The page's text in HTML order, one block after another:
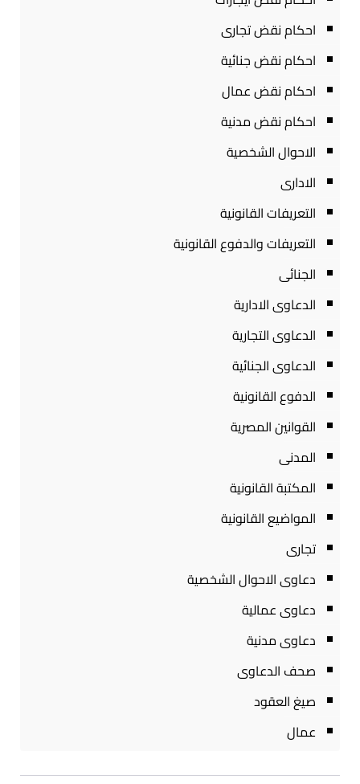
احكام نقض تجارى
احكام نقض جنائية
احكام نقض عمال
احكام نقض مدنية
الاحوال الشخصية
الادارى
التعريفات القانونية
التعريفات والدفوع القانونية
الجنائى
الدعاوى الادارية
الدعاوى التجارية
الدعاوى الجنائية
الدفوع القانونية
القوانين المصرية
المدنى
المكتبة القانونية
المواضيع القانونية
تجارى
دعاوى الاحوال الشخصية
دعاوى عمالية
دعاوى مدنية
صحف الدعاوى
صيغ العقود
عمال